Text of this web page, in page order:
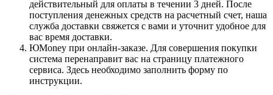
действительный для оплаты в течении 3 дней. После
поступления денежных средств на расчетный счет, наша
служба доставки свяжется с вами и уточнит удобное для
вас время доставки.
ЮMoney при онлайн-заказе. Для совершения покупки
система перенаправит вас на страницу платежного
сервиса. Здесь необходимо заполнить форму по
инструкции.